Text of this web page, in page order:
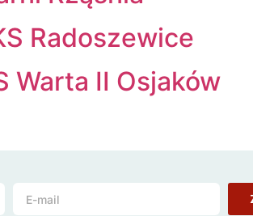
Radoszewice
Warta II Osjaków